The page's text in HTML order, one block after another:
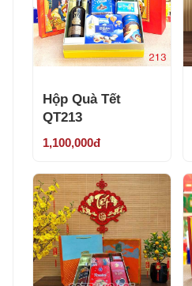
Hộp Quà Tết
QT213
1,100,000đ